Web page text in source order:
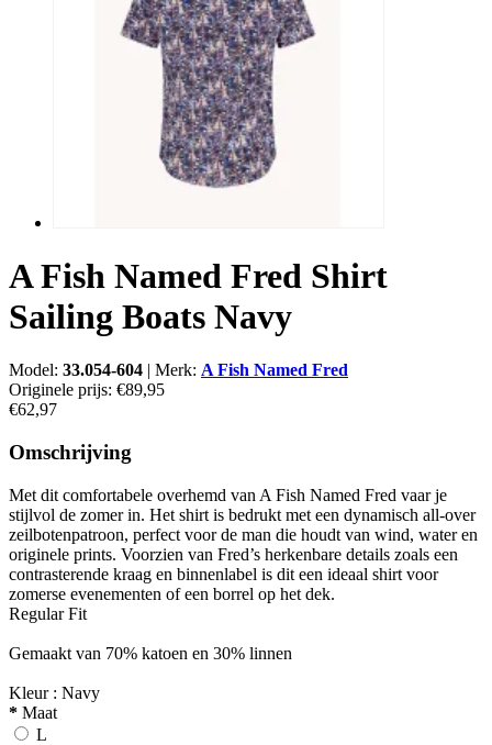
A Fish Named Fred Shirt
Sailing Boats Navy
Model: 33.054-604 Merk: A Fish Named Fred
Originele prijs: €89,95
€62,97
Omschrijving
Met dit comfortabele overhemd van A Fish Named Fred vaar je
stijlvol de zomer in. Het shirt is bedrukt met een dynamisch all-over
zeilbotenpatroon, perfect voor de man die houdt van wind, water en
originele prints. Voorzien van Fred’s herkenbare details zoals een
contrasterende kraag en binnenlabel is dit een ideaal shirt voor
zomerse evenementen of een borrel op het dek.
Regular Fit
Gemaakt van 70% katoen en 30% linnen
Kleur : Navy
* Maat
L